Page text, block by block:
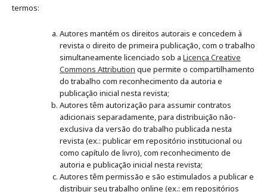
termos:
Autores mantém os direitos autorais e concedem à
revista o direito de primeira publicação, com o trabalho
simultaneamente licenciado sob a Licença Creative
Commons Attribution que permite o compartilhamento
do trabalho com reconhecimento da autoria e
publicação inicial nesta revista;
Autores têm autorização para assumir contratos
adicionais separadamente, para distribuição não-
exclusiva da versão do trabalho publicada nesta
revista (ex.: publicar em repositório institucional ou
como capítulo de livro), com reconhecimento de
autoria e publicação inicial nesta revista;
Autores têm permissão e são estimulados a publicar e
distribuir seu trabalho online (ex.: em repositórios